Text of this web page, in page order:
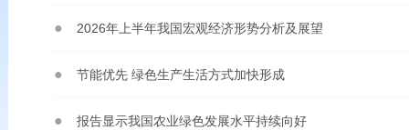
2026年上半年我国宏观经济形势分析及展望
节能优先 绿色生产生活方式加快形成
报告显示我国农业绿色发展水平持续向好